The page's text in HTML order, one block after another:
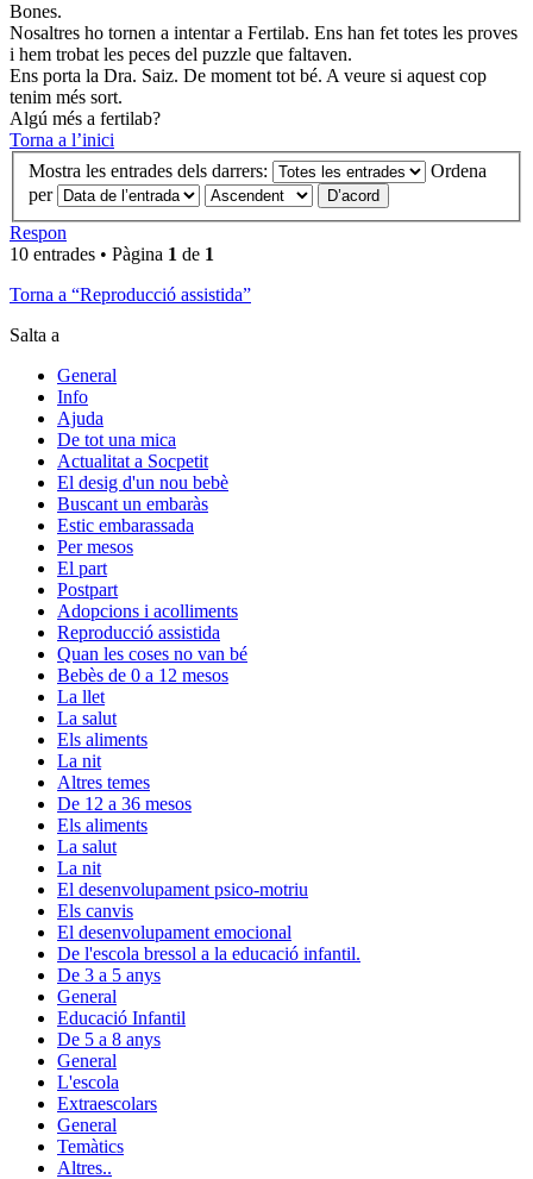
Bones.
Nosaltres ho tornen a intentar a Fertilab. Ens han fet totes les proves
i hem trobat les peces del puzzle que faltaven.
Ens porta la Dra. Saiz. De moment tot bé. A veure si aquest cop
tenim més sort.
Algú més a fertilab?
Torna a l’inici
Mostra les entrades dels darrers:
Ordena
per
Respon
10 entrades • Pàgina 1 de 1
Torna a “Reproducció assistida”
Salta a
General
Info
Ajuda
De tot una mica
Actualitat a Socpetit
El desig d'un nou bebè
Buscant un embaràs
Estic embarassada
Per mesos
El part
Postpart
Adopcions i acolliments
Reproducció assistida
Quan les coses no van bé
Bebès de 0 a 12 mesos
La llet
La salut
Els aliments
La nit
Altres temes
De 12 a 36 mesos
Els aliments
La salut
La nit
El desenvolupament psico-motriu
Els canvis
El desenvolupament emocional
De l'escola bressol a la educació infantil.
De 3 a 5 anys
General
Educació Infantil
De 5 a 8 anys
General
L'escola
Extraescolars
General
Temàtics
Altres..